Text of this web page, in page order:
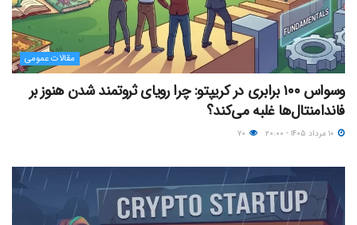
مقالات عمومی
وسواس ۱۰۰ برابری در کریپتو: چرا رویای ثروتمند شدن هنوز بر
فاندامنتال‌ها غلبه می‌کند؟